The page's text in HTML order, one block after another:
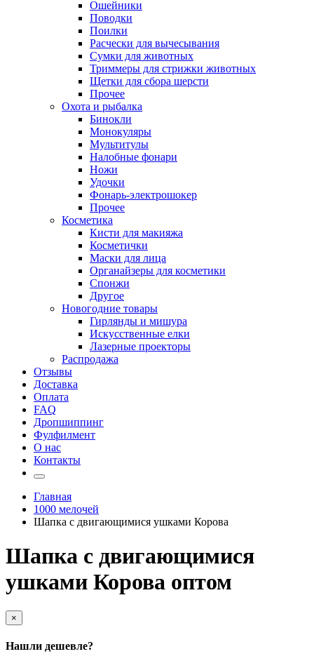
Ошейники
Поводки
Поилки
Расчески для вычесывания
Сумки для животных
Триммеры для стрижки животных
Щетки для сбора шерсти
Прочее
Охота и рыбалка
Бинокли
Монокуляры
Мультитулы
Налобные фонари
Ножи
Удочки
Фонарь-электрошокер
Прочее
Косметика
Кисти для макияжа
Косметички
Маски для лица
Органайзеры для косметики
Спонжи
Другое
Новогодние товары
Гирлянды и мишура
Искусственные елки
Лазерные проекторы
Распродажа
Отзывы
Доставка
Оплата
FAQ
Дропшиппинг
Фулфилмент
О нас
Контакты
Главная
1000 мелочей
Шапка с двигающимися ушками Корова
Шапка с двигающимися
ушками Корова оптом
×
Нашли дешевле?